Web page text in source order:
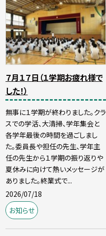
７月１７日（１学期お疲れ様で
した！）
無事に１学期が終わりました。クラ
スでの学活、大清掃、学年集会と
各学年最後の時間を過ごしまし
た。委員長や担任の先生、学年主
任の先生から１学期の振り返りや
夏休みに向けて熱いメッセージが
ありました。終業式で...
2026/07/18
お知らせ